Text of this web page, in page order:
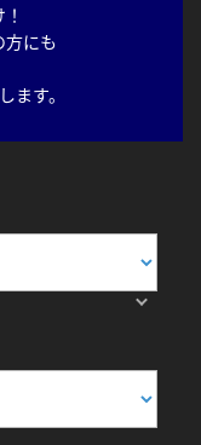
方にも
ます。